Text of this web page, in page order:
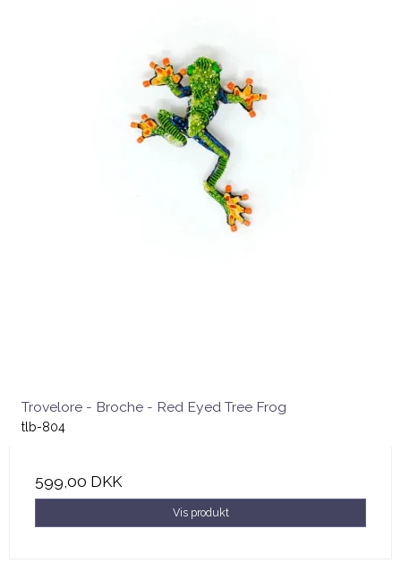
Trovelore - Broche - Red Eyed Tree Frog
tlb-804
599,00 DKK
Vis produkt